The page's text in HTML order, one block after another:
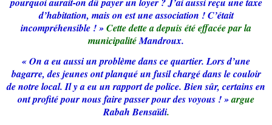
d’habitation, mais on est une association ! C’était
incompréhensible ! »Cette dette a depuis été effacée par la
municipalitéMandroux.
« On a eu aussi un problème dans ce quartier.Lors d’une
bagarre, des jeunes ont planqué un fusil chargé dans le couloir
de notre local. Il y a eu un rapport de police. Bien sûr, certains en
ont profité pour nous faire passer pour des voyous ! »argue
Rabah Bensaïdi.